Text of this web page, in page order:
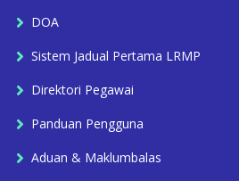
DOA
Sistem Jadual Pertama LRMP
Direktori Pegawai
Panduan Pengguna
Aduan & Maklumbalas